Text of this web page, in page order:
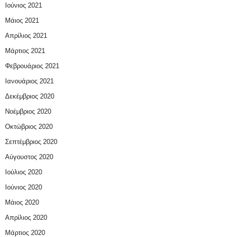
Ιούνιος 2021
Μάιος 2021
Απρίλιος 2021
Μάρτιος 2021
Φεβρουάριος 2021
Ιανουάριος 2021
Δεκέμβριος 2020
Νοέμβριος 2020
Οκτώβριος 2020
Σεπτέμβριος 2020
Αύγουστος 2020
Ιούλιος 2020
Ιούνιος 2020
Μάιος 2020
Απρίλιος 2020
Μάρτιος 2020